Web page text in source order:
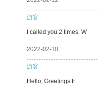
游客
I called you 2 times. W
2022-02-10
游客
Hello, Greetings fr